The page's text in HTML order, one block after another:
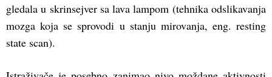
gledala u skrinsejver sa lava lampom (tehnika odslikavanja
mozga koja se sprovodi u stanju mirovanja, eng. resting
state scan).